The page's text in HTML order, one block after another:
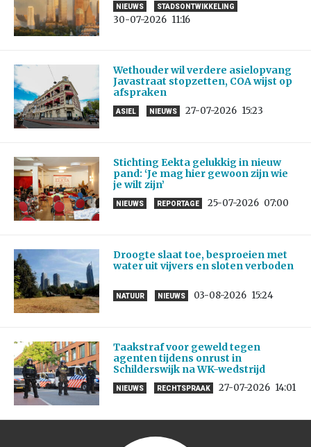
NIEUWS STADSONTWIKKELING
30-07-2026 11:16
Wethouder wil verdere asielopvang
Javastraat stopzetten, COA wijst op
afspraken
ASIEL NIEUWS 27-07-2026 15:23
Stichting Eekta gelukkig in nieuw
pand: ‘Je mag hier gewoon zijn wie
je wilt zijn’
NIEUWS REPORTAGE 25-07-2026 07:00
Droogte slaat toe, besproeien met
water uit vijvers en sloten verboden
NATUUR NIEUWS 03-08-2026 15:24
Taakstraf voor geweld tegen
agenten tijdens onrust in
Schilderswijk na WK-wedstrijd
NIEUWS RECHTSPRAAK 27-07-2026 14:01